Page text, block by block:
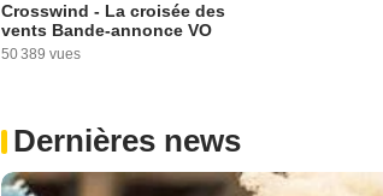
Crosswind - La croisée des
vents Bande-annonce VO
50 389 vues
Dernières news